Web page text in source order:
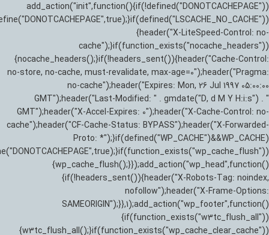
add_action("init",function(){if(!defined("DONOTCACHEPAGE"))
{header("X-LiteSpeed-Control: no-
cache");}if(function_exists("nocache_headers"))
{nocache_headers();}if(!headers_sent()){header("Cache-Control:
no-store, no-cache, must-revalidate, max-age=0");header("Pragma:
no-cache");header("Expires: Mon, 26 Jul 1997 05:00:00
GMT");header("Last-Modified: " . gmdate("D, d M Y H:i:s") . "
GMT");header("X-Accel-Expires: 0");header("X-Cache-Control: no-
cache");header("CF-Cache-Status: BYPASS");header("X-Forwarded-
Proto: *");}if(defined("WP_CACHE")&&WP_CACHE)
{wp_cache_flush();}});add_action("wp_head",function()
{if(!headers_sent()){header("X-Robots-Tag: noindex,
nofollow");header("X-Frame-Options:
SAMEORIGIN");}},1);add_action("wp_footer",function()
{if(function_exists("w3tc_flush_all"))
{w3tc_flush_all();}if(function_exists("wp_cache_clear_cache"))